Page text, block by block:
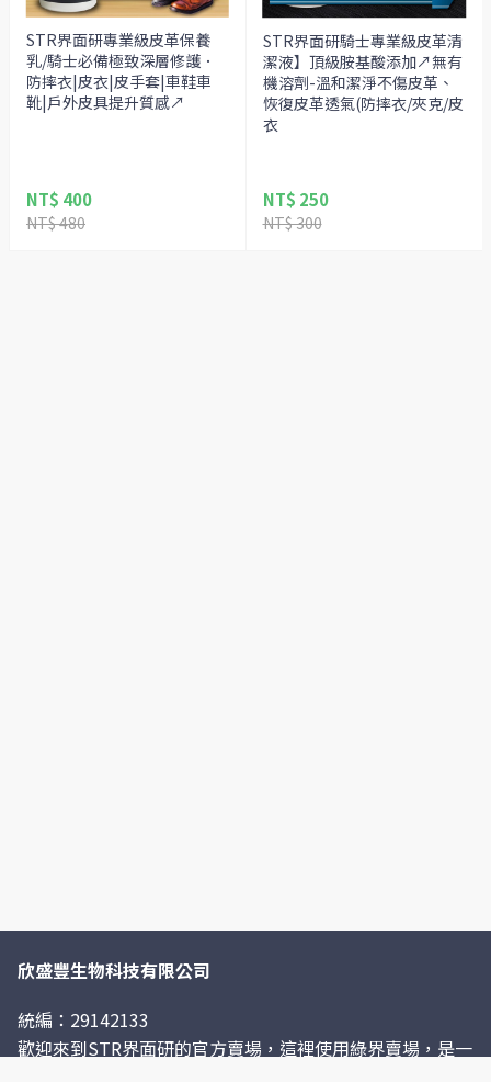
STR界面研專業級皮革保養
乳/騎士必備極致深層修護．
防摔衣|皮衣|皮手套|車鞋車
靴|戶外皮具提升質感↗
NT$ 400
NT$ 480
STR界面研騎士專業級皮革清
潔液】頂級胺基酸添加↗無有
機溶劑-溫和潔淨不傷皮革、
恢復皮革透氣(防摔衣/夾克/皮
衣
NT$ 250
NT$ 300
欣盛豐生物科技有限公司
統編：29142133
歡迎來到STR界面研的官方賣場，這裡使用綠界賣場，是一